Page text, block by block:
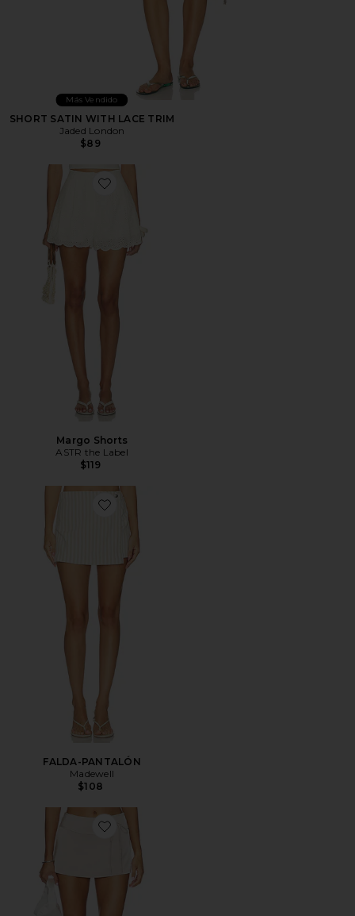
Más Vendido
SHORT SATIN WITH LACE TRIM
Jaded London
$89
Favorite Margo Shorts
Margo Shorts
ASTR the Label
$119
Favorite FALDA-PANTALÓN
FALDA-PANTALÓN
Madewell
$108
Favorite FALDA-PANTALÓN MILO